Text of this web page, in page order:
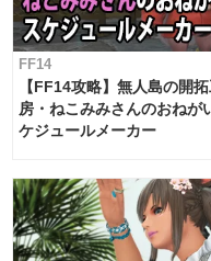
FF14
【FF14攻略】無人島の開
房・ねこみみさんのおねが
ケジュールメーカー